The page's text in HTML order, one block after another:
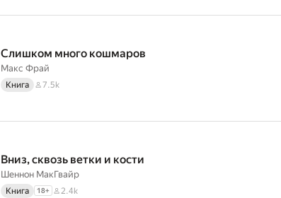
Слишком много кошмаров
Макс Фрай
Книга 7.5k
Вниз, сквозь ветки и кости
Шеннон МакГвайр
Книга 18+ 2.4k